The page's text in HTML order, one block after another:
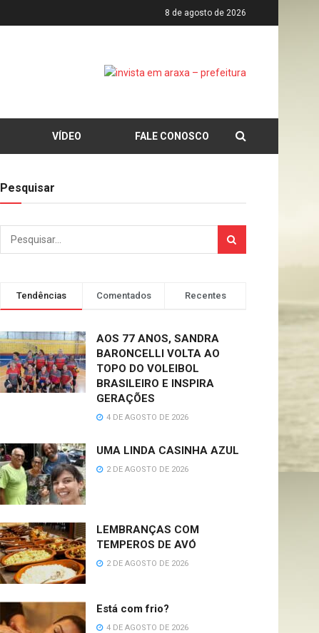
8 de agosto de 2026
VÍDEO FALE CONOSCO
Pesquisar
Tendências Comentados Recentes
AOS 77 ANOS, SANDRA
BARONCELLI VOLTA AO
TOPO DO VOLEIBOL
BRASILEIRO E INSPIRA
GERAÇÕES
4 DE AGOSTO DE 2026
UMA LINDA CASINHA AZUL
2 DE AGOSTO DE 2026
LEMBRANÇAS COM
TEMPEROS DE AVÓ
2 DE AGOSTO DE 2026
Está com frio?
4 DE AGOSTO DE 2026